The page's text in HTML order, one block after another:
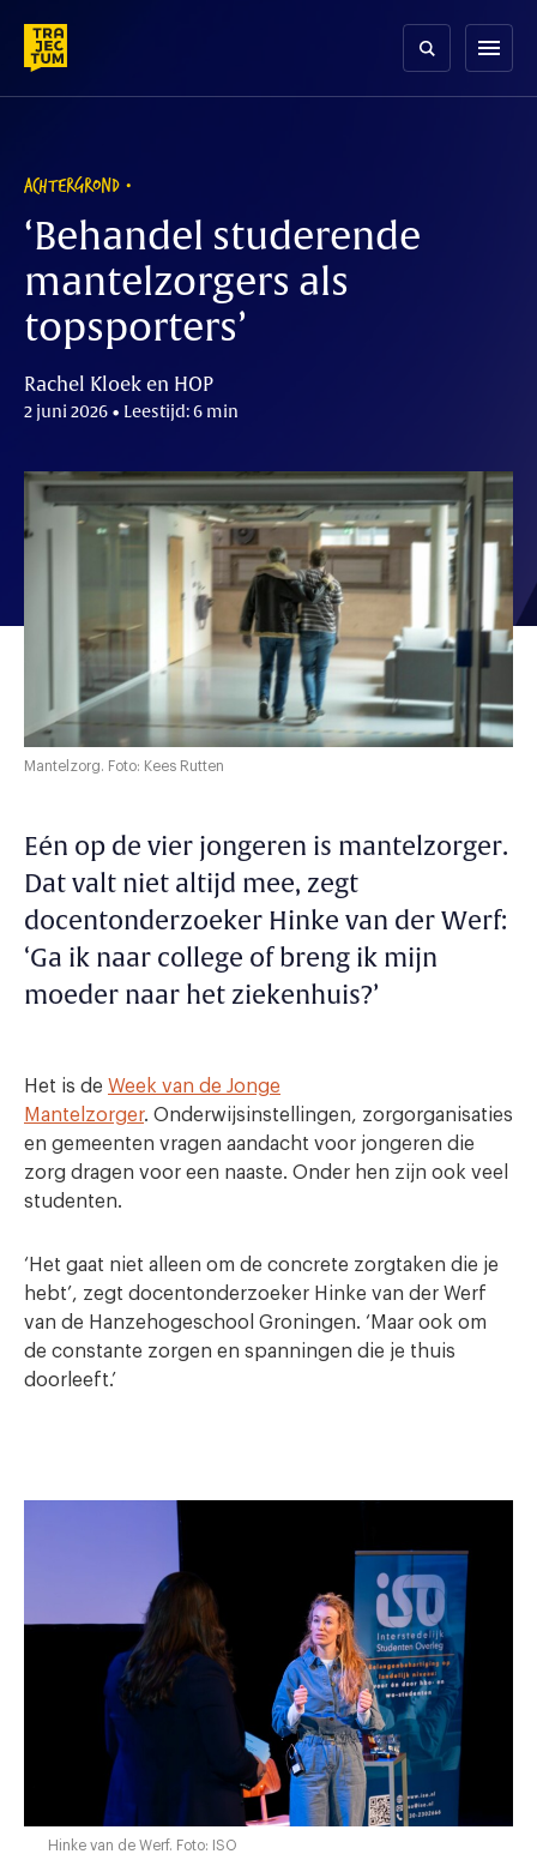
content
menu
ACHTERGROND
‘Behandel studerende
mantelzorgers als
topsporters’
Rachel Kloek en HOP
2 juni 2026 • Leestijd: 6 min
Mantelzorg. Foto: Kees Rutten
Eén op de vier jongeren is mantelzorger.
Dat valt niet altijd mee, zegt
docentonderzoeker Hinke van der Werf:
‘Ga ik naar college of breng ik mijn
moeder naar het ziekenhuis?’
Het is de Week van de Jonge
Mantelzorger. Onderwijsinstellingen, zorgorganisaties
en gemeenten vragen aandacht voor jongeren die
zorg dragen voor een naaste. Onder hen zijn ook veel
studenten.
‘Het gaat niet alleen om de concrete zorgtaken die je
hebt’, zegt docentonderzoeker Hinke van der Werf
van de Hanzehogeschool Groningen. ‘Maar ook om
de constante zorgen en spanningen die je thuis
doorleeft.’
Hinke van de Werf. Foto: ISO